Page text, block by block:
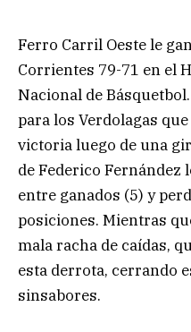
Ferro Carril Oeste le
Corrientes 79-71 en el
Nacional de
para los Verdolagas
victoria luego de una
de Federico
entre ganados (5) y
posiciones. Mientras
mala racha de caídas,
esta derrota, cerrando
sinsabores.